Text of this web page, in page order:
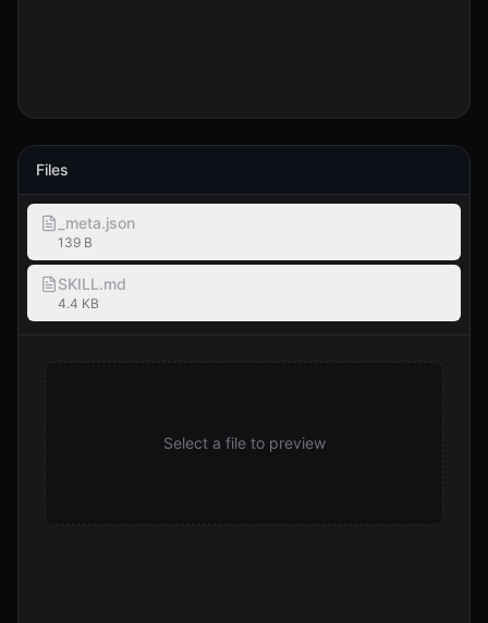
Files
_meta.json
139 B
SKILL.md
4.4 KB
Select a file to preview